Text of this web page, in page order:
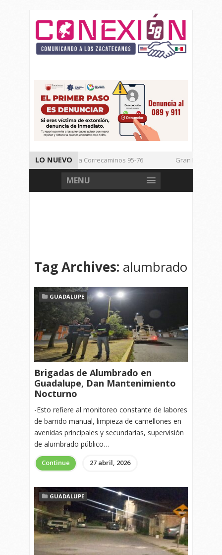
LO NUEVO
Vencen los Mineros a Correcaminos 95-76
Gran Festival de
Inicia TSJEZ Sesiones Ordinarias
Inicia SICT Construcción de
MENU
Tag Archives: alumbrado
GUADALUPE
Brigadas de Alumbrado en
Guadalupe, Dan Mantenimiento
Nocturno
-Esto refiere al monitoreo constante de labores
de barrido manual, limpieza de camellones en
avenidas principales y secundarias, supervisión
de alumbrado público…
Continue 27 abril, 2026
GUADALUPE